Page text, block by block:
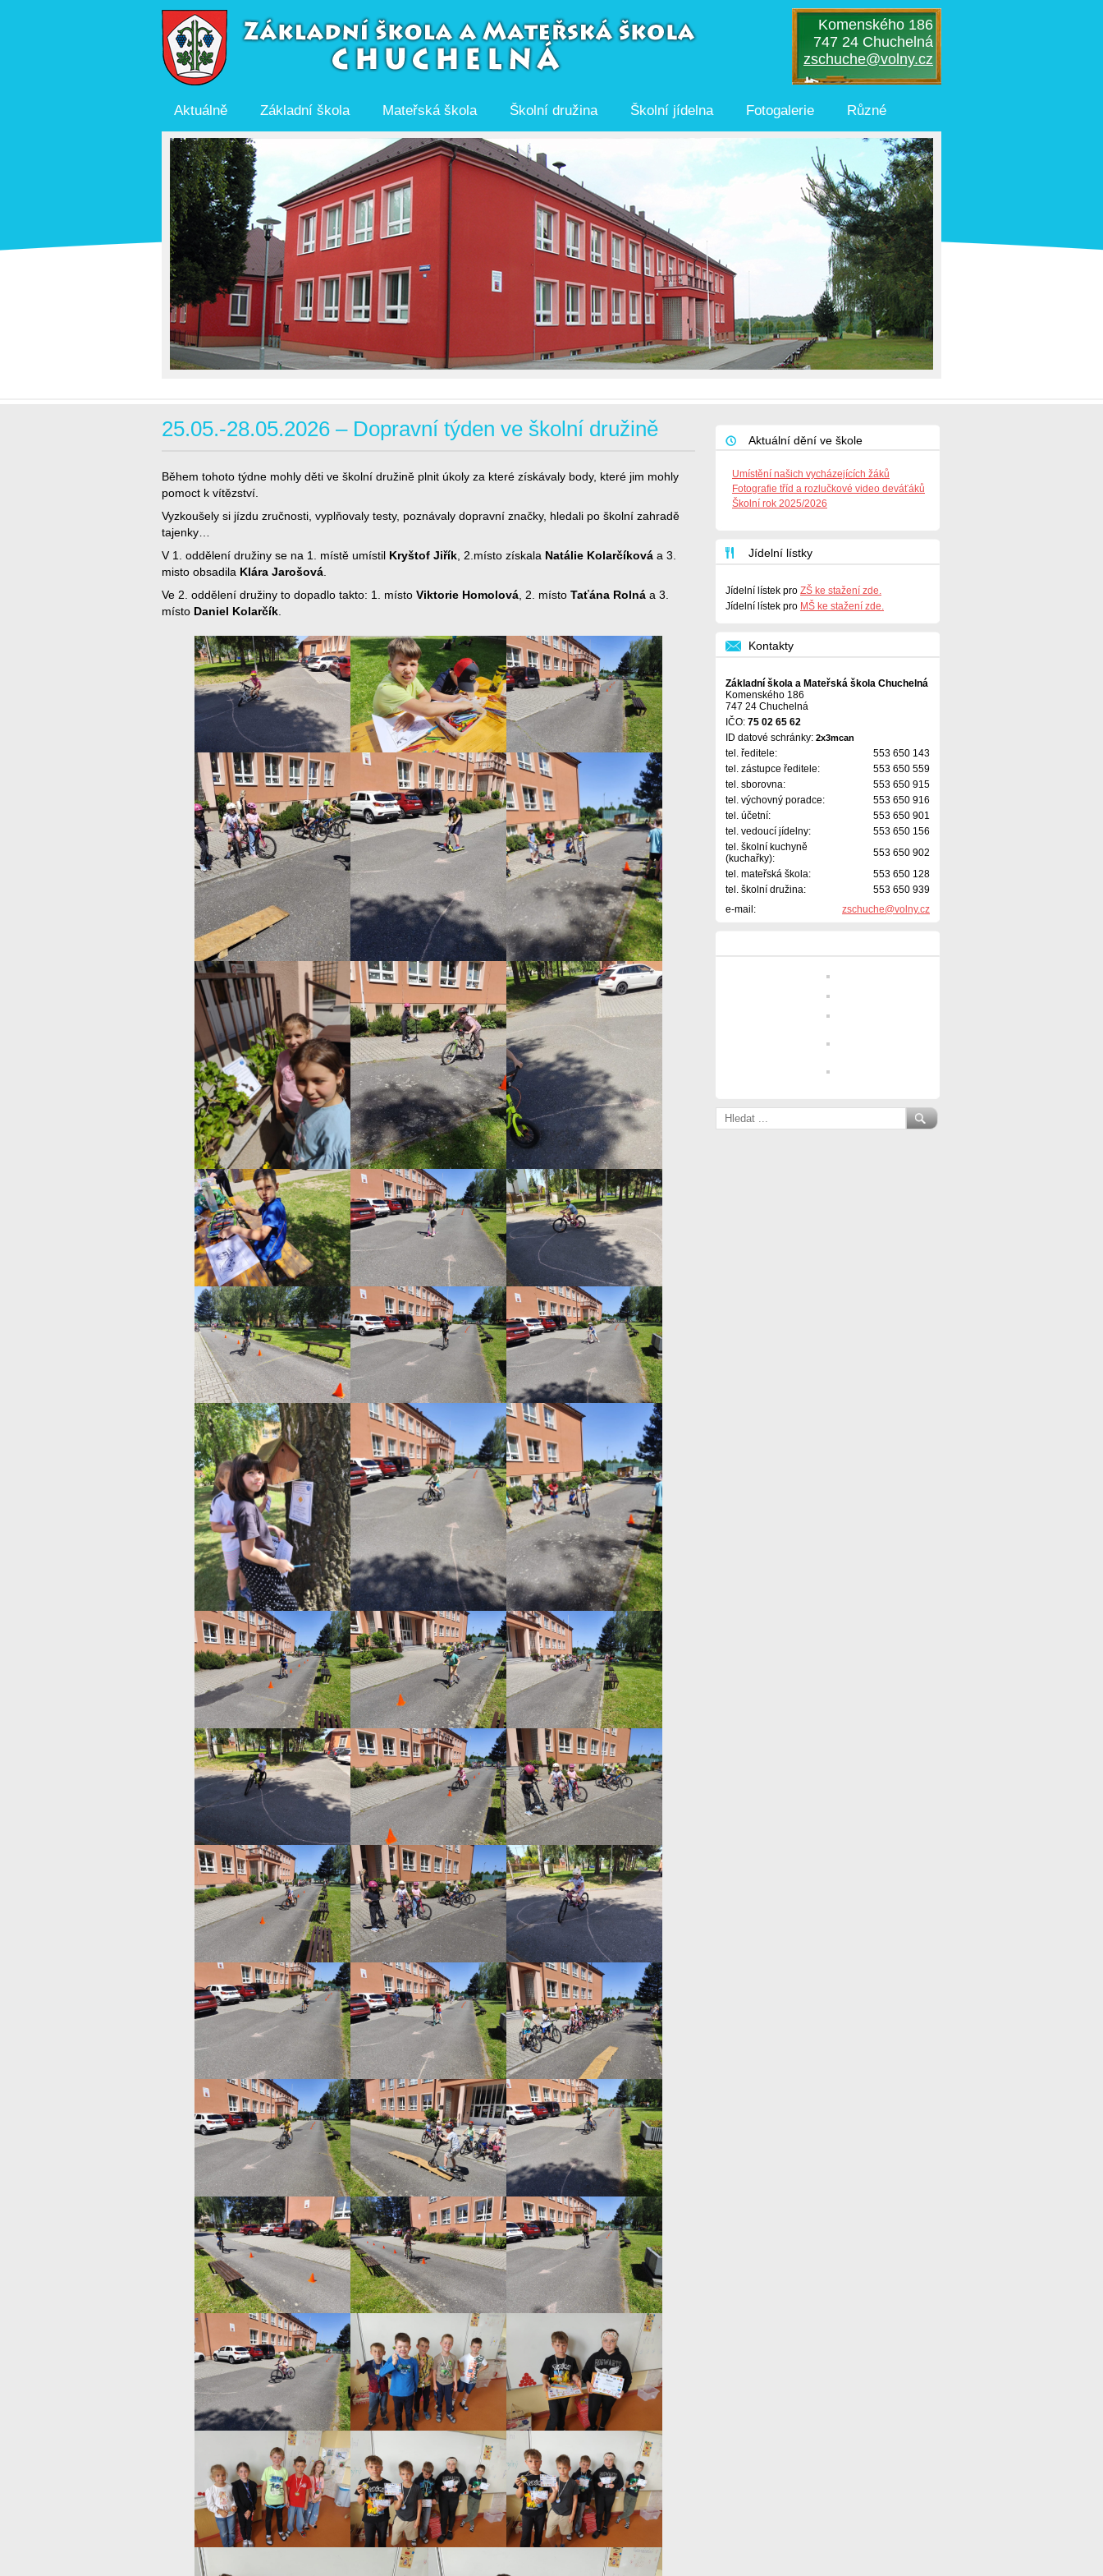
Komenského 186
747 24 Chuchelná
zschuche@volny.cz
Aktuálně Základní škola Mateřská škola Školní družina Školní jídelna Fotogalerie Různé
25.05.-28.05.2026 – Dopravní týden ve školní družině
Během tohoto týdne mohly děti ve školní družině plnit úkoly za které získávaly body, které jim mohly
pomoct k vítězství.
Vyzkoušely si jízdu zručnosti, vyplňovaly testy, poznávaly dopravní značky, hledali po školní zahradě
tajenky…
V 1. oddělení družiny se na 1. místě umístil Kryštof Jiřík , 2.místo získala Natálie Kolarčíková a 3.
misto obsadila Klára Jarošová
Ve 2. oddělení družiny to dopadlo takto: 1. místo Viktorie Homolová , 2. místo Taťána Rolná a 3.
místo Daniel Kolarčík
Aktuální dění ve škole
Umístění našich vycházejících žáků
Fotografie tříd a rozlučkové video deváťáků
Školní rok 2025/2026
Jídelní lístky
Jídelní lístek pro ZŠ ke stažení zde.
Jídelní lístek pro MŠ ke stažení zde.
Kontakty
Základní škola a Mateřská škola Chuchelná
Komenského 186
747 24 Chuchelná
IČO: 75 02 65 62
ID datové schránky: 2x3mcan
tel. ředitele:
553 650 143
tel. zástupce ředitele:
553 650 559
tel. sborovna:
553 650 915
tel. výchovný poradce:
553 650 916
tel. účetní:
553 650 901
tel. vedoucí jídelny:
553 650 156
tel. školní kuchyně
(kuchařky):
553 650 902
tel. mateřská škola:
553 650 128
tel. školní družina:
553 650 939
e-mail:
zschuche@volny.cz